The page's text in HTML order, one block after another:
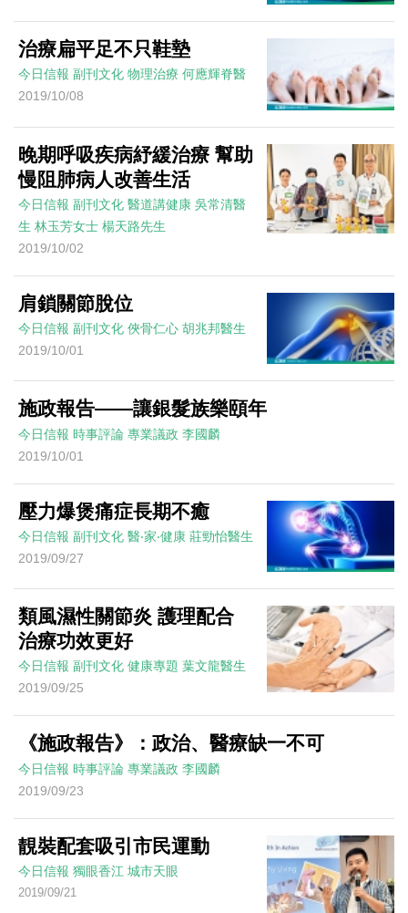
治療扁平足不只鞋墊
今日信報 副刊文化 物理治療 何應輝脊醫
2019/10/08
晚期呼吸疾病紓緩治療 幫助
慢阻肺病人改善生活
今日信報 副刊文化 醫道講健康 吳常清醫
生 林玉芳女士 楊天路先生
2019/10/02
肩鎖關節脫位
今日信報 副刊文化 俠骨仁心 胡兆邦醫生
2019/10/01
施政報告——讓銀髮族樂頤年
今日信報 時事評論 專業議政 李國麟
2019/10/01
壓力爆煲痛症長期不癒
今日信報 副刊文化 醫‧家‧健康 莊勁怡醫生
2019/09/27
類風濕性關節炎 護理配合
治療功效更好
今日信報 副刊文化 健康專題 葉文龍醫生
2019/09/25
《施政報告》：政治、醫療缺一不可
今日信報 時事評論 專業議政 李國麟
2019/09/23
靚裝配套吸引市民運動
今日信報 獨眼香江 城市天眼
2019/09/21